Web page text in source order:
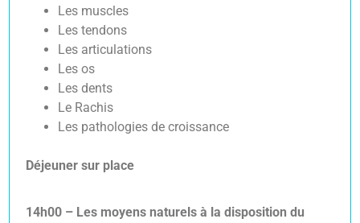
Les muscles
Les tendons
Les articulations
Les os
Les dents
Le Rachis
Les pathologies de croissance
Déjeuner sur place
14h00 – Les moyens naturels à la disposition du